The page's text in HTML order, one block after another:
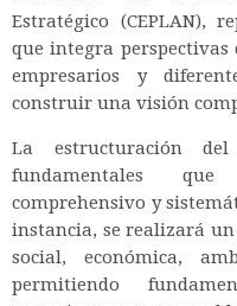
Estratégico (CEPLAN),
que integra perspectivas
empresarios y
construir una visión
La estructuración
fundamentales
comprehensivo y
instancia, se realizará
social, económica,
permitiendo